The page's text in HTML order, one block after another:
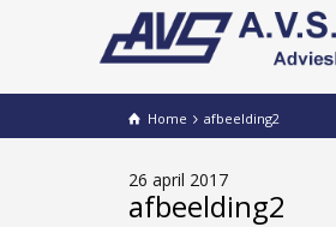
Home afbeelding2
26 april 2017
afbeelding2